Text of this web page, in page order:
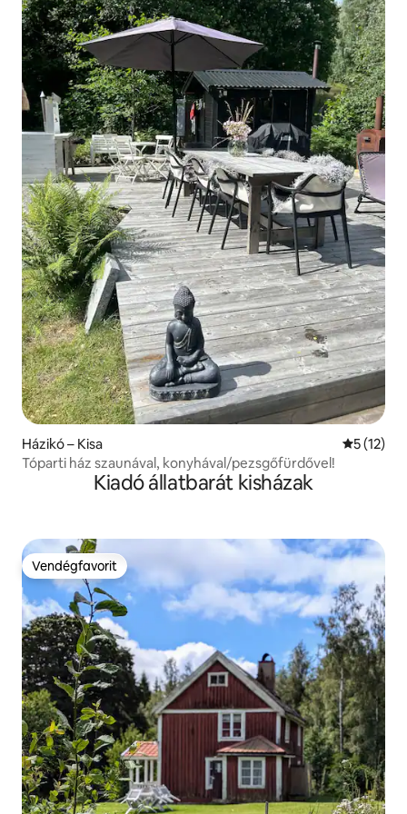
Házikó – Kisa Átlagos
5 (12)
Tóparti ház szaunával, konyhával/pezsgőfürdővel!
Kiadó állatbarát kisházak
Vendégfavorit
Vendégfavorit